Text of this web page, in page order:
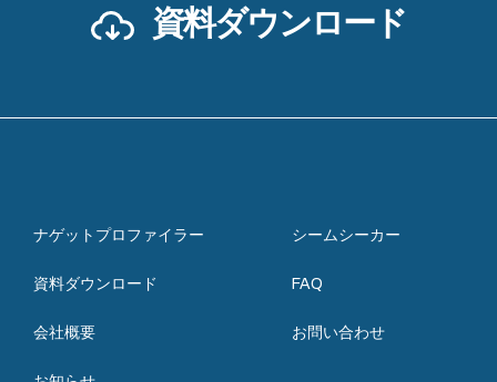
資料ダウンロード
ナゲットプロファイラー シームシーカー
資料ダウンロード FAQ
会社概要 お問い合わせ